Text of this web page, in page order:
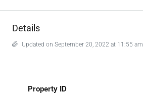
Details
Updated on September 20, 2022 at 11:55 am
Property ID